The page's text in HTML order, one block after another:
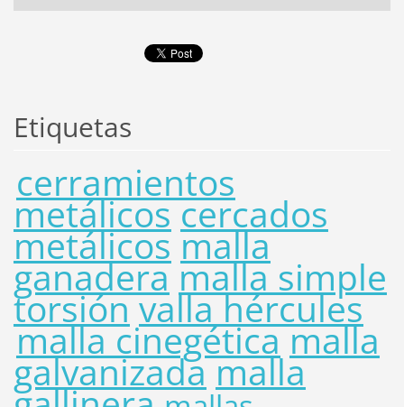
Etiquetas
cerramientos
metálicoscercados
metálicosmalla
ganadera malla simple
torsiónvalla hércules
malla cinegéticamalla
galvanizadamalla